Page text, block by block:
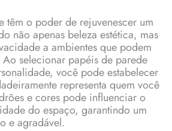
têm o poder de rejuvenescer um
não apenas beleza estética, mas
a ambientes que podem
selecionar papéis de parede
você pode estabelecer
representa quem você
e cores pode influenciar o
do espaço, garantindo um
e agradável.